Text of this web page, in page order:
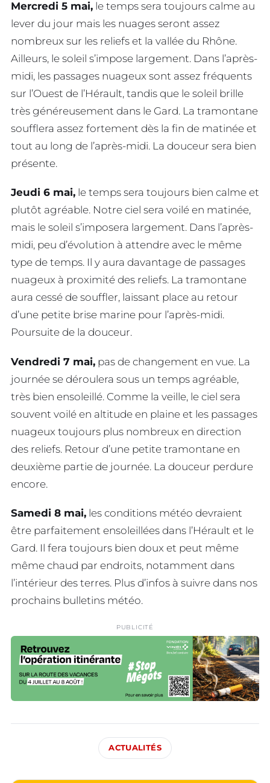
Mercredi 5 mai, le temps sera toujours calme au
lever du jour mais les nuages seront assez
nombreux sur les reliefs et la vallée du Rhône.
Ailleurs, le soleil s’impose largement. Dans l’après-
midi, les passages nuageux sont assez fréquents
sur l’Ouest de l’Hérault, tandis que le soleil brille
très généreusement dans le Gard. La tramontane
soufflera assez fortement dès la fin de matinée et
tout au long de l’après-midi. La douceur sera bien
présente.
Jeudi 6 mai, le temps sera toujours bien calme et
plutôt agréable. Notre ciel sera voilé en matinée,
mais le soleil s’imposera largement. Dans l’après-
midi, peu d’évolution à attendre avec le même
type de temps. Il y aura davantage de passages
nuageux à proximité des reliefs. La tramontane
aura cessé de souffler, laissant place au retour
d’une petite brise marine pour l’après-midi.
Poursuite de la douceur.
Vendredi 7 mai, pas de changement en vue. La
journée se déroulera sous un temps agréable,
très bien ensoleillé. Comme la veille, le ciel sera
souvent voilé en altitude en plaine et les passages
nuageux toujours plus nombreux en direction
des reliefs. Retour d’une petite tramontane en
deuxième partie de journée. La douceur perdure
encore.
Samedi 8 mai, les conditions météo devraient
être parfaitement ensoleillées dans l’Hérault et le
Gard. Il fera toujours bien doux et peut même
même chaud par endroits, notamment dans
l’intérieur des terres. Plus d’infos à suivre dans nos
prochains bulletins météo.
PUBLICITÉ
ACTUALITÉS